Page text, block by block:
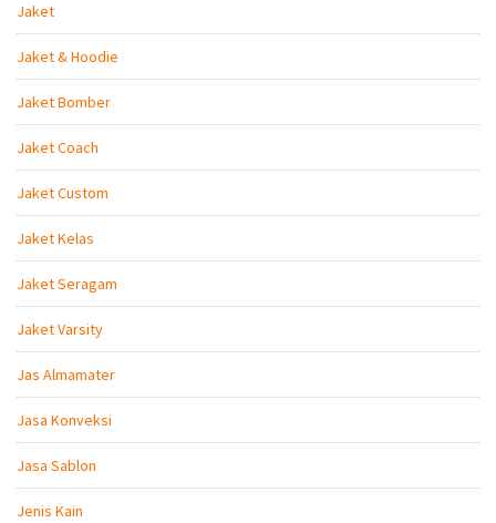
Jaket
Jaket & Hoodie
Jaket Bomber
Jaket Coach
Jaket Custom
Jaket Kelas
Jaket Seragam
Jaket Varsity
Jas Almamater
Jasa Konveksi
Jasa Sablon
Jenis Kain